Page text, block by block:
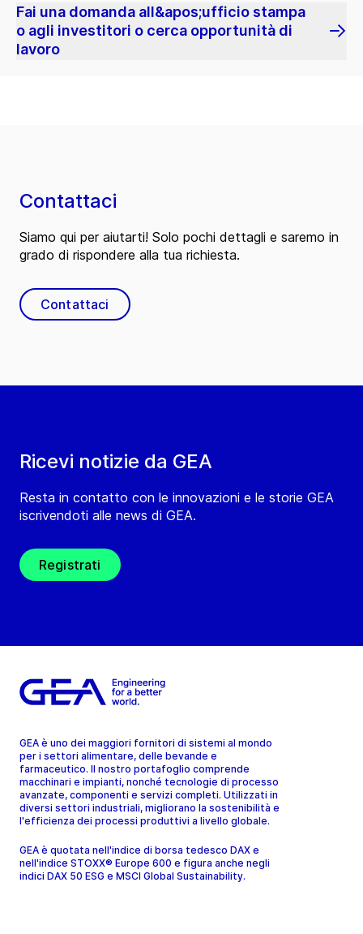
Fai una domanda all&apos;ufficio stampa
o agli investitori o cerca opportunità di
lavoro
Ricevi notizie da GEA
Resta in contatto con le innovazioni e le storie GEA
iscrivendoti alle news di GEA.
Registrati
Contattaci
Siamo qui per aiutarti! Solo pochi dettagli e saremo in
grado di rispondere alla tua richiesta.
Contattaci
GEA è uno dei maggiori fornitori di sistemi al mondo
per i settori alimentare, delle bevande e
farmaceutico. Il nostro portafoglio comprende
macchinari e impianti, nonché tecnologie di processo
avanzate, componenti e servizi completi. Utilizzati in
diversi settori industriali, migliorano la sostenibilità e
l'efficienza dei processi produttivi a livello globale.
GEA è quotata nell'indice di borsa tedesco DAX e
nell'indice STOXX® Europe 600 e figura anche negli
indici DAX 50 ESG e MSCI Global Sustainability.